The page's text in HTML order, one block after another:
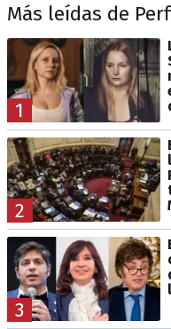
Más leídas de
1
2
3